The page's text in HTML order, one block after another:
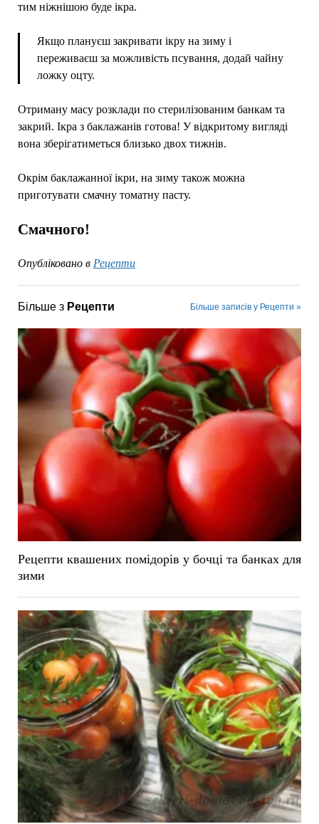
тим ніжнішою буде ікра.
Якщо плануєш закривати ікру на зиму і
переживаєш за можливість псування, додай чайну
ложку оцту.
Отриману масу розклади по стерилізованим банкам та
закрий. Ікра з баклажанів готова! У відкритому вигляді
вона зберігатиметься близько двох тижнів.
Окрім баклажанної ікри, на зиму також можна
приготувати смачну томатну пасту.
Смачного!
Опубліковано в Рецепти
Більше з Рецепти Більше записів у Рецепти »
Рецепти квашених помідорів у бочці та банках для
зими